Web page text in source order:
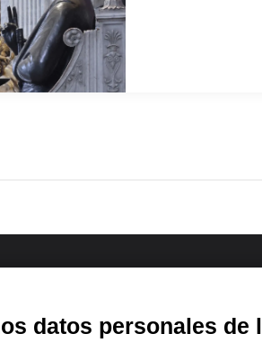
datos personales de